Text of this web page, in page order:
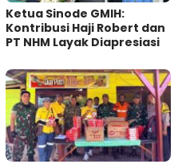
Ketua Sinode GMIH:
Kontribusi Haji Robert dan
PT NHM Layak Diapresiasi